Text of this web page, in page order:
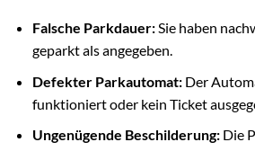
Falsche Parkdauer:Sie haben
geparkt als angegeben.
Defekter Parkautomat:Der
funktioniert oder kein Ticket
Ungenügende Beschilderung:Die